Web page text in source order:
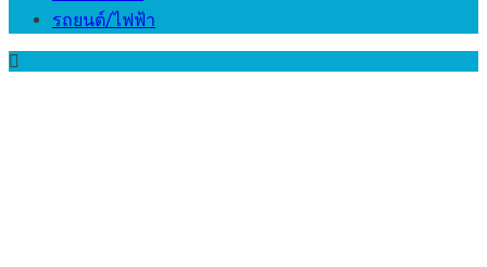
รถยนต์/ไฟฟ้า